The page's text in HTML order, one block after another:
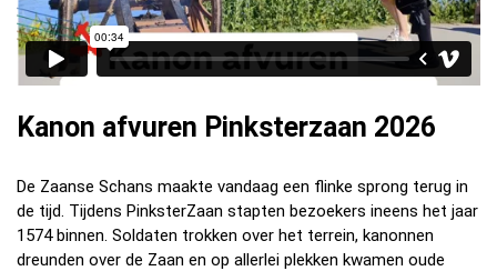
Kanon afvuren Pinksterzaan 2026
De Zaanse Schans maakte vandaag een flinke sprong terug in
de tijd. Tijdens PinksterZaan stapten bezoekers ineens het jaar
1574 binnen. Soldaten trokken over het terrein, kanonnen
dreunden over de Zaan en op allerlei plekken kwamen oude